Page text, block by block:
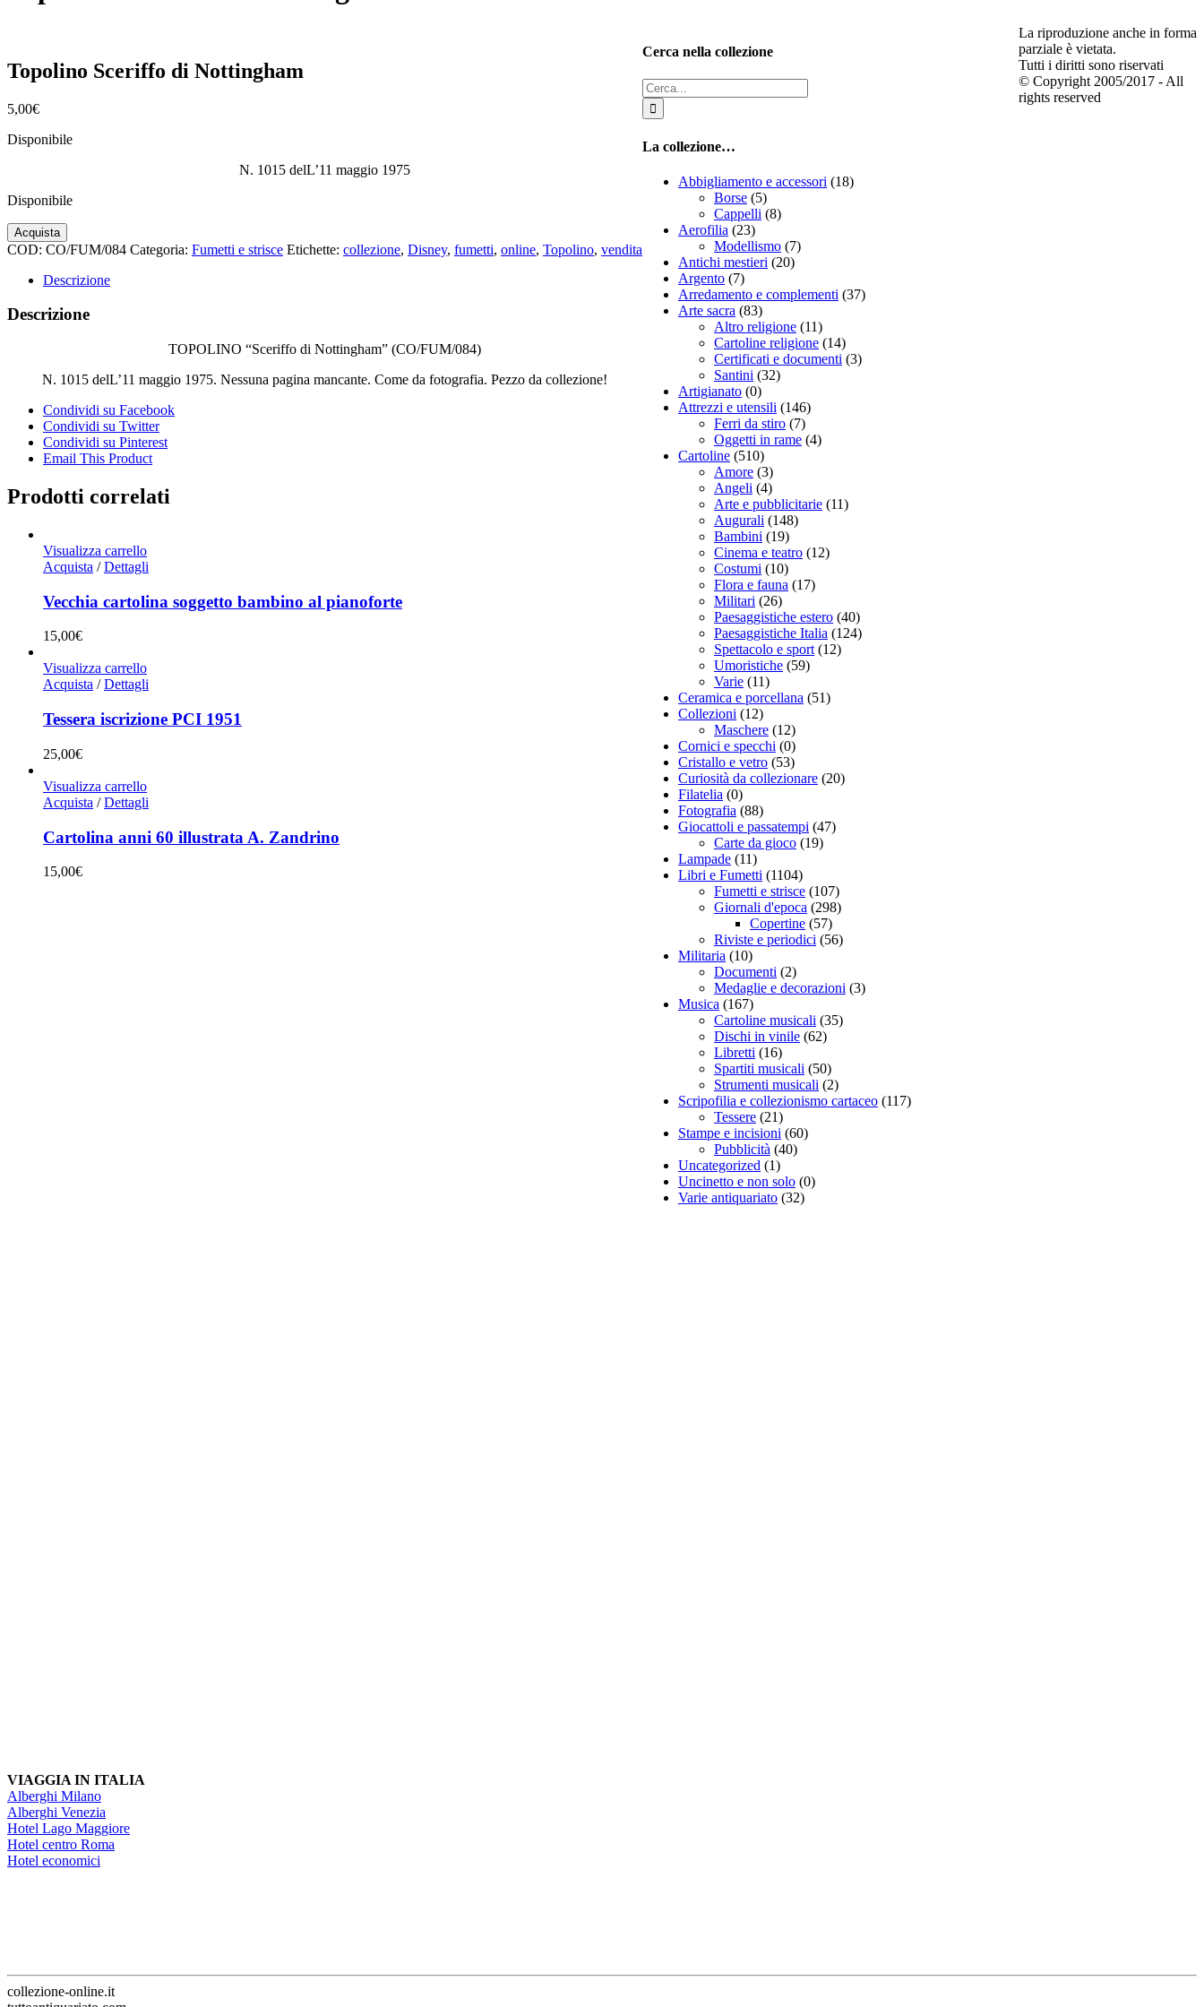
Topolino Sceriffo di Nottingham
5,00€
Disponibile
N. 1015 delL’11 maggio 1975
Disponibile
Topolino
Sceriffo
Nottingham
Acquista
COD: CO/FUM/084 Categoria: Fumetti e strisce Etichette: collezione, Disney, fumetti, online, Topolino, vendita
Descrizione
Descrizione
TOPOLINO “Sceriffo di Nottingham” (CO/FUM/084)
N. 1015 delL’11 maggio 1975. Nessuna pagina mancante. Come da fotografia. Pezzo da collezione!
Condividi su Facebook
Condividi su Twitter
Condividi su Pinterest
Email This Product
Prodotti correlati
Visualizza carrello
Acquista / Dettagli
Vecchia cartolina soggetto bambino al pianoforte
15,00€
Visualizza carrello
Acquista / Dettagli
Tessera iscrizione PCI 1951
25,00€
Visualizza carrello
Acquista / Dettagli
Cartolina anni 60 illustrata A. Zandrino
15,00€
Cerca nella collezione
Cerca
per:
La collezione…
Abbigliamento e accessori (18)
Borse (5)
Cappelli (8)
Aerofilia (23)
Modellismo (7)
Antichi mestieri (20)
Argento (7)
Arredamento e complementi (37)
Arte sacra (83)
Altro religione (11)
Cartoline religione (14)
Certificati e documenti (3)
Santini (32)
Artigianato (0)
Attrezzi e utensili (146)
Ferri da stiro (7)
Oggetti in rame (4)
Cartoline (510)
Amore (3)
Angeli (4)
Arte e pubblicitarie (11)
Augurali (148)
Bambini (19)
Cinema e teatro (12)
Costumi (10)
Flora e fauna (17)
Militari (26)
Paesaggistiche estero (40)
Paesaggistiche Italia (124)
Spettacolo e sport (12)
Umoristiche (59)
Varie (11)
Ceramica e porcellana (51)
Collezioni (12)
Maschere (12)
Cornici e specchi (0)
Cristallo e vetro (53)
Curiosità da collezionare (20)
Filatelia (0)
Fotografia (88)
Giocattoli e passatempi (47)
Carte da gioco (19)
Lampade (11)
Libri e Fumetti (1104)
Fumetti e strisce (107)
Giornali d'epoca (298)
Copertine (57)
Riviste e periodici (56)
Militaria (10)
Documenti (2)
Medaglie e decorazioni (3)
Musica (167)
Cartoline musicali (35)
Dischi in vinile (62)
Libretti (16)
Spartiti musicali (50)
Strumenti musicali (2)
Scripofilia e collezionismo cartaceo (117)
Tessere (21)
Stampe e incisioni (60)
Pubblicità (40)
Uncategorized (1)
Uncinetto e non solo (0)
Varie antiquariato (32)
La riproduzione anche in forma
parziale è vietata.
Tutti i diritti sono riservati
© Copyright 2005/2017 - All
rights reserved
VIAGGIA IN ITALIA
Alberghi Milano
Alberghi Venezia
Hotel Lago Maggiore
Hotel centro Roma
Hotel economici
collezione-online.it